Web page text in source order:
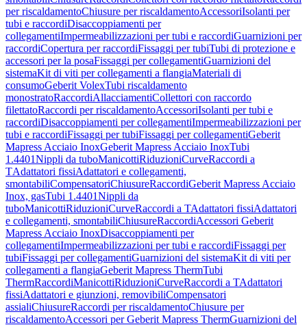
per riscaldamentoChiusure per riscaldamentoAccessoriIsolanti per
tubi e raccordiDisaccoppiamenti per
collegamentiImpermeabilizzazioni per tubi e raccordiGuarnizioni per
raccordiCopertura per raccordiFissaggi per tubiTubi di protezione e
accessori per la posaFissaggi per collegamentiGuarnizioni del
sistemaKit di viti per collegamenti a flangiaMateriali di
consumoGeberit VolexTubi riscaldamento
monostratoRaccordiAllacciamentiCollettori con raccordo
filettatoRaccordi per riscaldamentoAccessoriIsolanti per tubi e
raccordiDisaccoppiamenti per collegamentiImpermeabilizzazioni per
tubi e raccordiFissaggi per tubiFissaggi per collegamentiGeberit
Mapress Acciaio InoxGeberit Mapress Acciaio InoxTubi
1.4401Nippli da tuboManicottiRiduzioniCurveRaccordi a
TAdattatori fissiAdattatori e collegamenti,
smontabiliCompensatoriChiusureRaccordiGeberit Mapress Acciaio
Inox, gasTubi 1.4401Nippli da
tuboManicottiRiduzioniCurveRaccordi a TAdattatori fissiAdattatori
e collegamenti, smontabiliChiusureRaccordiAccessori Geberit
Mapress Acciaio InoxDisaccoppiamenti per
collegamentiImpermeabilizzazioni per tubi e raccordiFissaggi per
tubiFissaggi per collegamentiGuarnizioni del sistemaKit di viti per
collegamenti a flangiaGeberit Mapress ThermTubi
ThermRaccordiManicottiRiduzioniCurveRaccordi a TAdattatori
fissiAdattatori e giunzioni, removibiliCompensatori
assialiChiusureRaccordi per riscaldamentoChiusure per
riscaldamentoAccessori per Geberit Mapress ThermGuarnizioni del